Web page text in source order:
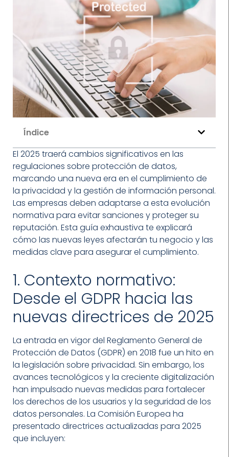
Índice
El 2025 traerá cambios significativos en las
regulaciones sobre protección de datos,
marcando una nueva era en el cumplimiento de
la privacidad y la gestión de información personal.
Las empresas deben adaptarse a esta evolución
normativa para evitar sanciones y proteger su
reputación. Esta guía exhaustiva te explicará
cómo las nuevas leyes afectarán tu negocio y las
medidas clave para asegurar el cumplimiento.
1. Contexto normativo:
Desde el GDPR hacia las
nuevas directrices de 2025
La entrada en vigor del Reglamento General de
Protección de Datos (GDPR) en 2018 fue un hito en
la legislación sobre privacidad. Sin embargo, los
avances tecnológicos y la creciente digitalización
han impulsado nuevas medidas para fortalecer
los derechos de los usuarios y la seguridad de los
datos personales. La Comisión Europea ha
presentado directrices actualizadas para 2025
que incluyen: